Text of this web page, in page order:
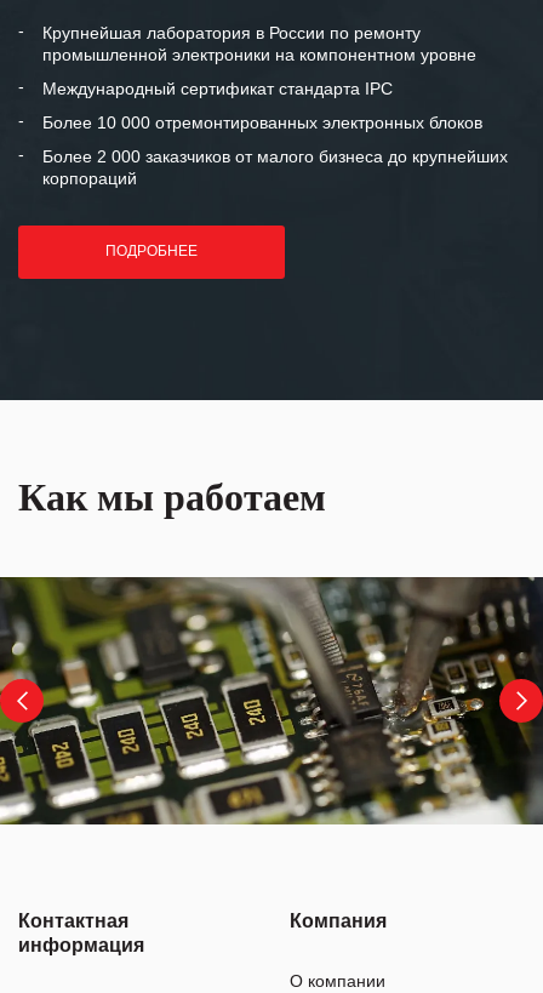
и доверительные партнерские
отношения и искренне желаем
«Инженерной компании «555» долгих
лет успеха и процветания.
Крупнейшая лаборатория в России по ремонту
промышленной электроники на компонентном уровне
Международный сертификат стандарта IPC
Более 10 000 отремонтированных электронных блоков
Более 2 000 заказчиков от малого бизнеса до крупнейших
корпораций
ПОДРОБНЕЕ
Как мы работаем
Контактная
информация
Компания
О компании